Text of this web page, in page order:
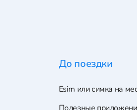
До поездки
Esim или симка на